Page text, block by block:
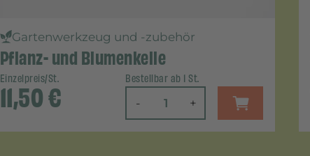
Gartenwerkzeug und -zubehör
Pflanz- und Blumenkelle
Einzelpreis/St.
11,50€
Bestellbar ab 1 St.
- +